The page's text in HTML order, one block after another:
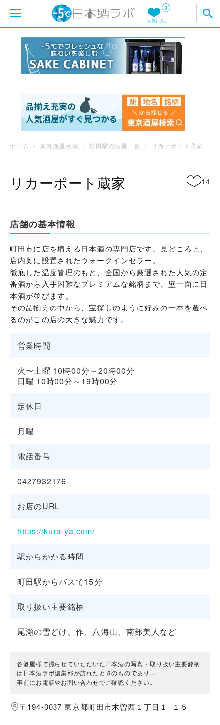
0
お気に入り
ホーム 東京酒屋検索 町田駅の酒屋一覧 リカーポート蔵家
リカーポート蔵家 14
店舗の基本情報
町田市に店を構える日本酒の専門店です。見どころは、
店内奥に設置されたウォークインセラー。
徹底した温度管理のもと、全国から厳選された人気の定
番酒から入手困難なプレミアムな銘柄まで、壁一面に日
本酒が並びます。
その品揃えの中から、宝探しのように好みの一本を選べ
るのがこの店の大きな魅力です。
営業時間
火〜土曜 10時00分～20時00分
日曜 10時00分～19時00分
定休日
月曜
電話番号
0427932176
お店のURL
https://kura-ya.com/
駅からかかる時間
町田駅からバスで15分
取り扱い主要銘柄
尾瀬の雪どけ、作、八海山、南部美人など
各酒屋様で撮らせていただいた日本酒の写真・取り扱い主要銘柄
は日本酒ラボ編集部が訪れたときのものであり...
事前にお電話やお問い合わせでご確認ください。
〒194-0037 東京都町田市木曽西１丁目１−１５